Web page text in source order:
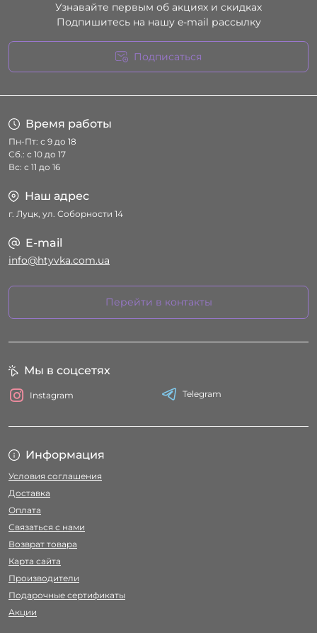
Узнавайте первым об акциях и скидках
Подпишитесь на нашу e-mail рассылку
Подписаться
Время работы
Пн-Пт: с 9 до 18
Сб.: с 10 до 17
Вс: с 11 до 16
Наш адрес
г. Луцк, ул. Соборности 14
E-mail
info@htyvka.com.ua
Перейти в контакты
Информация
Условия соглашения
Доставка
Оплата
Связаться с нами
Возврат товара
Карта сайта
Производители
Подарочные сертификаты
Акции
Мы в соцсетях
Instagram Telegram